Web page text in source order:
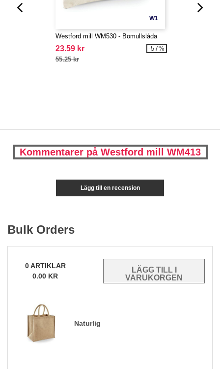
W1
Westford mill WM530 - Bomullslåda
23.59 kr
55.25 kr
-57%
Kommentarer på Westford mill WM413
Lägg till en recension
Bulk Orders
0ARTIKLAR
0.00 KR
Naturlig